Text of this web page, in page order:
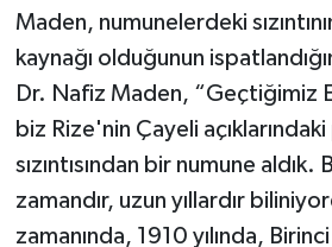
Maden, numunelerdeki
kaynağı olduğunun
Dr. Nafiz Maden, “Geçtiğimiz
biz Rize'nin Çayeli
sızıntısından bir numune aldık.
zamandır, uzun yıllardır
zamanında, 1910 yılında,